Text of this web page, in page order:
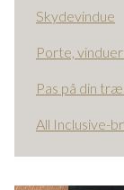
Skydevindue
Porte,
Pas på din
All Inclusive-